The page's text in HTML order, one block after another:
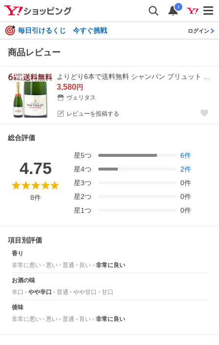
i
毎日引けるくじ 今すぐ挑戦 ログイン
商品レビュー
3,580円
ヴェリタス
レビューを投稿する
総合評価
4.75
8件
星5つ 6件
星4つ 2件
星3つ 0件
星2つ 0件
星1つ 0件
項目別評価
香り
非常に悪い
悪い 普通 良い 非常に良い
お酒の味
辛口
やや辛口 普通 やや甘口 甘口
後味
非常に悪い
悪い 普通 良い 非常に良い